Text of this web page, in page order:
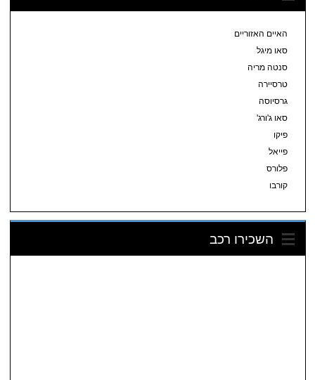
האיים האזוריים
סאו מיגל
סנטה מריה
טרסיירה
גרסיוסה
סאו ג'ורג'
פיקו
פייאל
פלורס
קורבו
השכירו רכב